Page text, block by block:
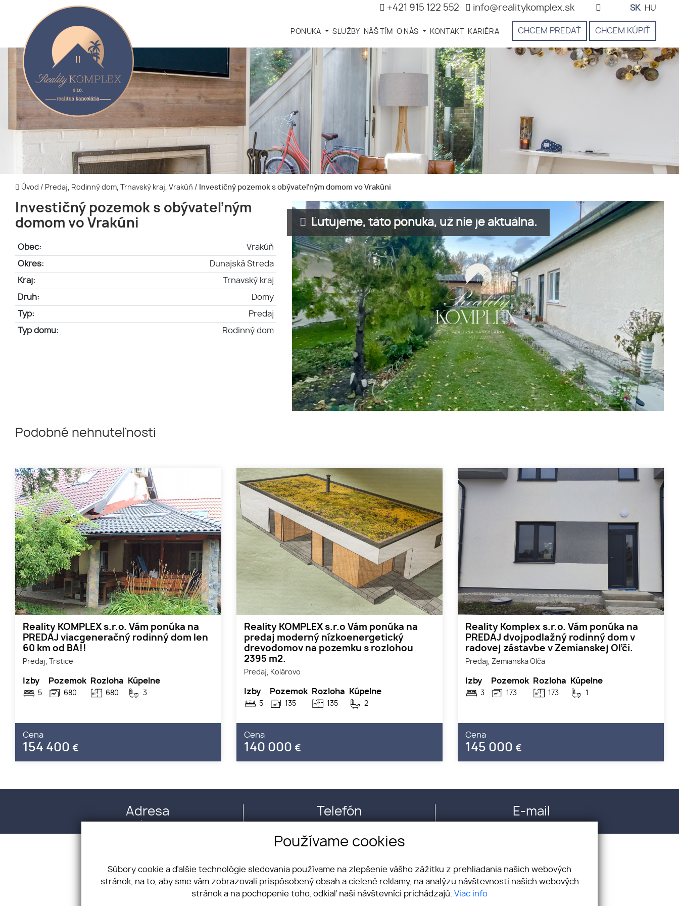
+421 915 122 552 info@realitykomplex.sk SK HU
CHCEM PREDAŤ CHCEM KÚPIŤ
PONUKA SLUŽBY NÁŠ TÍM O NÁS KONTAKT KARIÉRA
Úvod / Predaj, Rodinný dom, Trnavský kraj, Vrakúň / Investičný pozemok s obývateľným domom vo Vrakúni
Investičný pozemok s obývateľným
domom vo Vrakúni
Obec: Vrakúň
Okres: Dunajská Streda
Kraj: Trnavský kraj
Druh: Domy
Typ: Predaj
Typ domu: Rodinný dom
Ľutujeme, táto ponuka, už nie je aktuálna.
Podobné nehnuteľnosti
Reality KOMPLEX s.r.o. Vám ponúka na
PREDAJ viacgeneračný rodinný dom len
60 km od BA!!
Predaj, Trstice
Izby
5
Pozemok
680
Rozloha
680
Kúpelne
3
Cena
154 400 €
Reality KOMPLEX s.r.o Vám ponúka na
predaj moderný nízkoenergetický
drevodomov na pozemku s rozlohou
2395 m2.
Predaj, Kolárovo
Izby
5
Pozemok
135
Rozloha
135
Kúpelne
2
Cena
140 000 €
Reality Komplex s.r.o. Vám ponúka na
PREDAJ dvojpodlažný rodinný dom v
radovej zástavbe v Zemianskej Oľči.
Predaj, Zemianska Olča
Izby
3
Pozemok
173
Rozloha
173
Kúpelne
1
Cena
145 000 €
Adresa Telefón E-mail
Chcem predať
Používame cookies
Súbory cookie a ďalšie technológie sledovania používame na zlepšenie vášho zážitku z prehliadania našich webových
stránok, na to, aby sme vám zobrazovali prispôsobený obsah a cielené reklamy, na analýzu návštevnosti našich webových
stránok a na pochopenie toho, odkiaľ naši návštevníci prichádzajú. Viac info